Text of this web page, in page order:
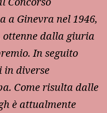
a Ginevra nel 1946,
dalla giuria
In seguito
in diverse
Come risulta dalle
è attualmente